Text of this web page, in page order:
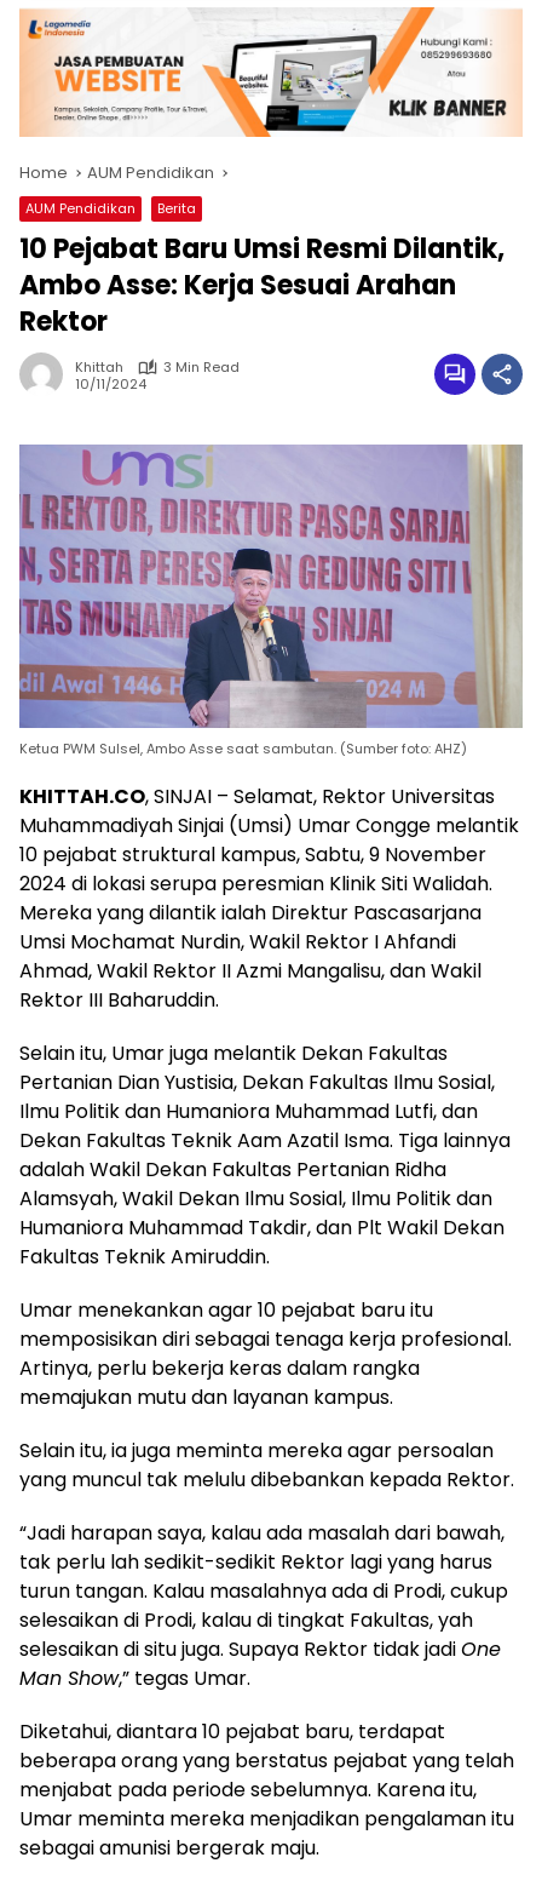
Home AUM Pendidikan
AUM Pendidikan Berita
10 Pejabat Baru Umsi Resmi Dilantik,
Ambo Asse: Kerja Sesuai Arahan
Rektor
Khittah
3 Min Read
10/11/2024
Ketua PWM Sulsel, Ambo Asse saat sambutan. (Sumber foto: AHZ)
KHITTAH.CO, SINJAI – Selamat, Rektor Universitas
Muhammadiyah Sinjai (Umsi) Umar Congge melantik
10 pejabat struktural kampus, Sabtu, 9 November
2024 di lokasi serupa peresmian Klinik Siti Walidah.
Mereka yang dilantik ialah Direktur Pascasarjana
Umsi Mochamat Nurdin, Wakil Rektor I Ahfandi
Ahmad, Wakil Rektor II Azmi Mangalisu, dan Wakil
Rektor III Baharuddin.
Selain itu, Umar juga melantik Dekan Fakultas
Pertanian Dian Yustisia, Dekan Fakultas Ilmu Sosial,
Ilmu Politik dan Humaniora Muhammad Lutfi, dan
Dekan Fakultas Teknik Aam Azatil Isma. Tiga lainnya
adalah Wakil Dekan Fakultas Pertanian Ridha
Alamsyah, Wakil Dekan Ilmu Sosial, Ilmu Politik dan
Humaniora Muhammad Takdir, dan Plt Wakil Dekan
Fakultas Teknik Amiruddin.
Umar menekankan agar 10 pejabat baru itu
memposisikan diri sebagai tenaga kerja profesional.
Artinya, perlu bekerja keras dalam rangka
memajukan mutu dan layanan kampus.
Selain itu, ia juga meminta mereka agar persoalan
yang muncul tak melulu dibebankan kepada Rektor.
“Jadi harapan saya, kalau ada masalah dari bawah,
tak perlu lah sedikit-sedikit Rektor lagi yang harus
turun tangan. Kalau masalahnya ada di Prodi, cukup
selesaikan di Prodi, kalau di tingkat Fakultas, yah
selesaikan di situ juga. Supaya Rektor tidak jadiOne
Man Show,” tegas Umar.
Diketahui, diantara 10 pejabat baru, terdapat
beberapa orang yang berstatus pejabat yang telah
menjabat pada periode sebelumnya. Karena itu,
Umar meminta mereka menjadikan pengalaman itu
sebagai amunisi bergerak maju.